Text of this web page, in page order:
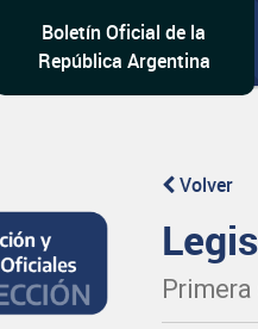
Boletín Oficial de la
República Argentina
Volver